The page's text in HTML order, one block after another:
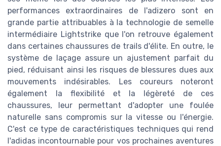
performances extraordinaires de l'adizero sont en
grande partie attribuables à la technologie de semelle
intermédiaire Lightstrike que l'on retrouve également
dans certaines chaussures de trails d'élite. En outre, le
système de laçage assure un ajustement parfait du
pied, réduisant ainsi les risques de blessures dues aux
mouvements indésirables. Les coureurs noteront
également la flexibilité et la légèreté de ces
chaussures, leur permettant d'adopter une foulée
naturelle sans compromis sur la vitesse ou l'énergie.
C'est ce type de caractéristiques techniques qui rend
l'adidas incontournable pour vos prochaines aventures